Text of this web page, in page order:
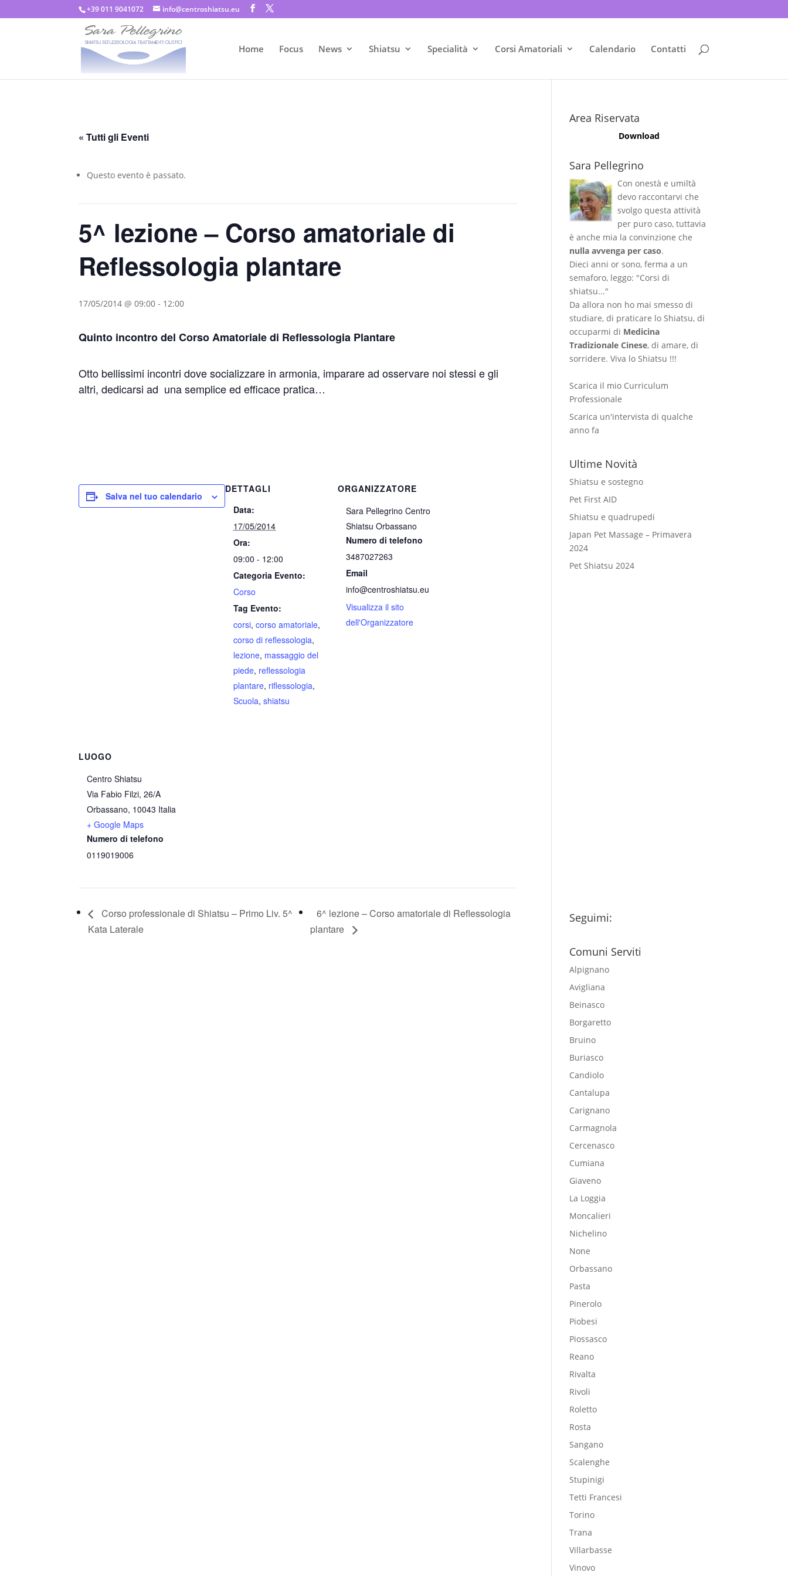
+39 011 9041072 info@centroshiatsu.eu
Home Focus News Shiatsu Specialità Corsi Amatoriali Calendario Contatti
« Tutti gli Eventi
Questo evento è passato.
5^ lezione – Corso amatoriale di
Reflessologia plantare
17/05/2014 @ 09:00 - 12:00
Quinto incontro del Corso Amatoriale di Reflessologia Plantare
Otto bellissimi incontri dove socializzare in armonia, imparare ad osservare noi stessi e gli
altri, dedicarsi ad una semplice ed efficace pratica…
Salva nel tuo calendario
DETTAGLI
Data:
17/05/2014
Ora:
09:00 - 12:00
Categoria Evento:
Corso
Tag Evento:
corsi,corso amatoriale,
corso di reflessologia,
lezione, massaggio del
piede, reflessologia
plantare, riflessologia,
Scuola,shiatsu
ORGANIZZATORE
Sara Pellegrino Centro
Shiatsu Orbassano
Numero di telefono
3487027263
Email
info@centroshiatsu.eu
Visualizza il sito
dell'Organizzatore
LUOGO
Centro Shiatsu
Via Fabio Filzi, 26/A
Orbassano, 10043 Italia
+ Google Maps
Numero di telefono
0119019006
Corso professionale di Shiatsu – Primo Liv. 5^
Kata Laterale
6^ lezione – Corso amatoriale di Reflessologia
plantare
Area Riservata
Download
Sara Pellegrino
Con onestà e umiltà
devo raccontarvi che
svolgo questa attività
per puro caso, tuttavia
è anche mia la convinzione che
nulla avvenga per caso.
Dieci anni or sono, ferma a un
semaforo, leggo: "Corsi di
shiatsu..."
Da allora non ho mai smesso di
studiare, di praticare lo Shiatsu, di
occuparmi di Medicina
Tradizionale Cinese, di amare, di
sorridere. Viva lo Shiatsu !!!
Scarica il mio Curriculum
Professionale
Scarica un'intervista di qualche
anno fa
Ultime Novità
Shiatsu e sostegno
Pet First AID
Shiatsu e quadrupedi
Japan Pet Massage – Primavera
2024
Pet Shiatsu 2024
Seguimi:
Comuni Serviti
Alpignano
Avigliana
Beinasco
Borgaretto
Bruino
Buriasco
Candiolo
Cantalupa
Carignano
Carmagnola
Cercenasco
Cumiana
Giaveno
La Loggia
Moncalieri
Nichelino
None
Orbassano
Pasta
Pinerolo
Piobesi
Piossasco
Reano
Rivalta
Rivoli
Roletto
Rosta
Sangano
Scalenghe
Stupinigi
Tetti Francesi
Torino
Trana
Villarbasse
Vinovo